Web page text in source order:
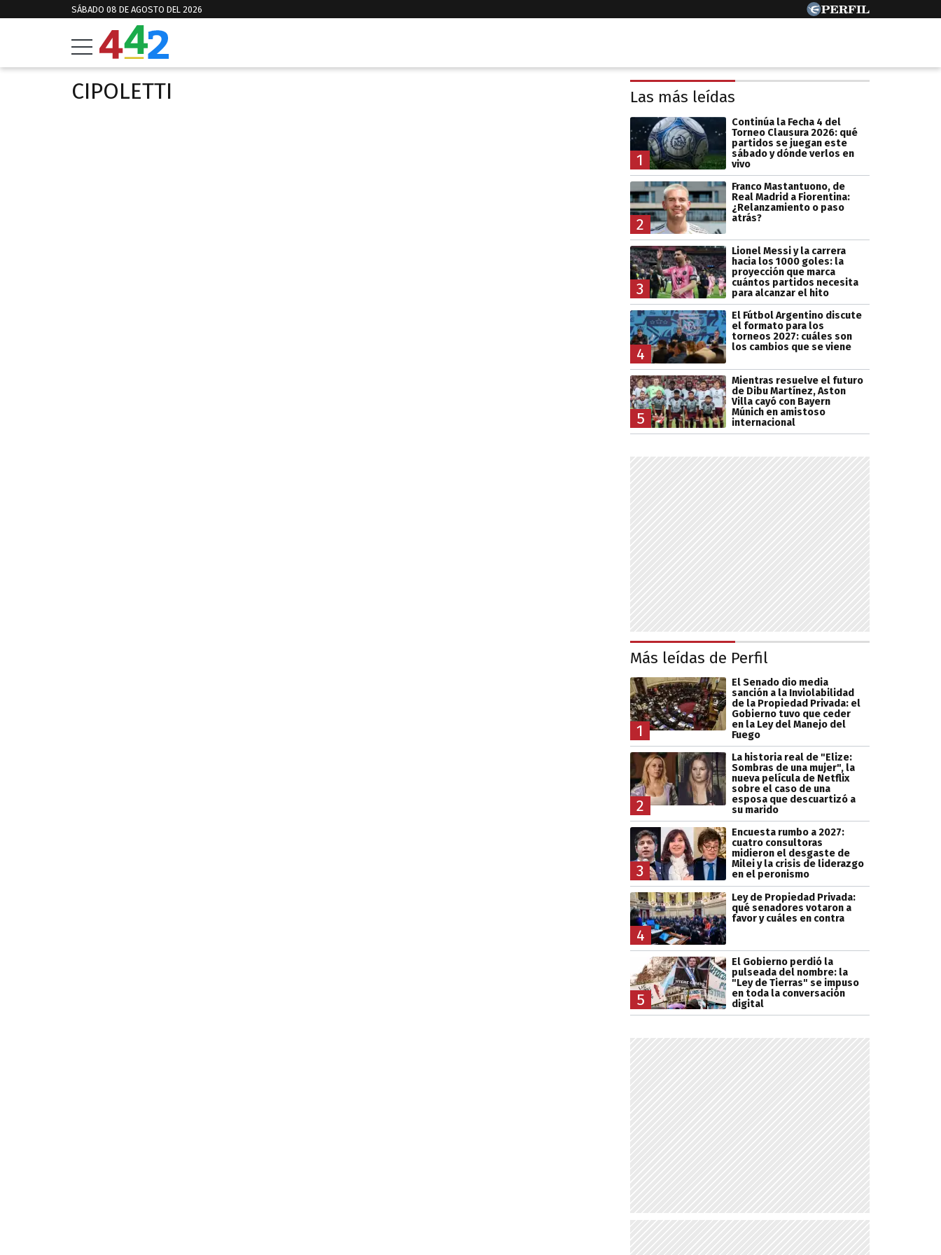
SÁBADO 08 DE AGOSTO DEL 2026
CIPOLETTI Las más leídas
1
Continúa la Fecha 4 del
Torneo Clausura 2026: qué
partidos se juegan este
sábado y dónde verlos en
vivo
2
Franco Mastantuono, de
Real Madrid a Fiorentina:
¿Relanzamiento o paso
atrás?
3
Lionel Messi y la carrera
hacia los 1000 goles: la
proyección que marca
cuántos partidos necesita
para alcanzar el hito
4
El Fútbol Argentino discute
el formato para los
torneos 2027: cuáles son
los cambios que se viene
5
Mientras resuelve el futuro
de Dibu Martínez, Aston
Villa cayó con Bayern
Múnich en amistoso
internacional
Más leídas de Perfil
1
El Senado dio media
sanción a la Inviolabilidad
de la Propiedad Privada: el
Gobierno tuvo que ceder
en la Ley del Manejo del
Fuego
2
La historia real de "Elize:
Sombras de una mujer", la
nueva película de Netflix
sobre el caso de una
esposa que descuartizó a
su marido
3
Encuesta rumbo a 2027:
cuatro consultoras
midieron el desgaste de
Milei y la crisis de liderazgo
en el peronismo
4
Ley de Propiedad Privada:
qué senadores votaron a
favor y cuáles en contra
5
El Gobierno perdió la
pulseada del nombre: la
"Ley de Tierras" se impuso
en toda la conversación
digital